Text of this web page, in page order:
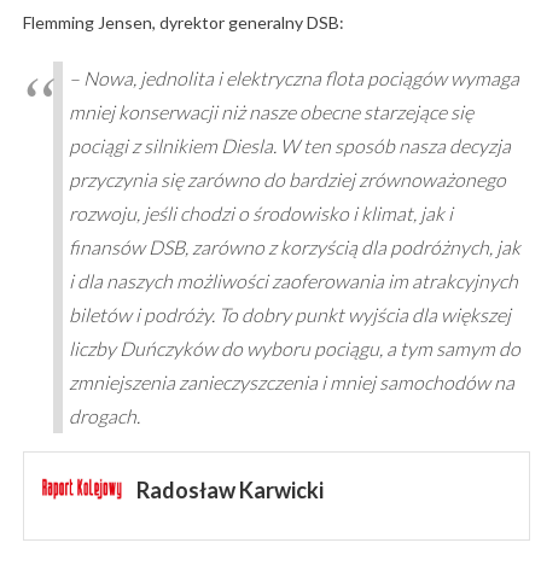
Flemming Jensen, dyrektor generalny DSB:
– Nowa, jednolita i elektryczna flota pociągów wymaga
mniej konserwacji niż nasze obecne starzejące się
pociągi z silnikiem Diesla. W ten sposób nasza decyzja
przyczynia się zarówno do bardziej zrównoważonego
rozwoju, jeśli chodzi o środowisko i klimat, jak i
finansów DSB, zarówno z korzyścią dla podróżnych, jak
i dla naszych możliwości zaoferowania im atrakcyjnych
biletów i podróży. To dobry punkt wyjścia dla większej
liczby Duńczyków do wyboru pociągu, a tym samym do
zmniejszenia zanieczyszczenia i mniej samochodów na
drogach.
Radosław Karwicki